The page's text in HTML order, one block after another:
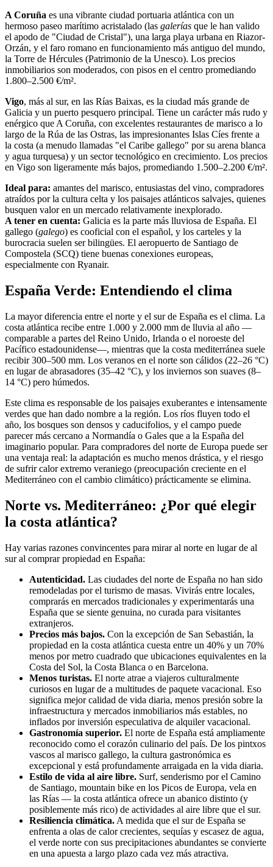
A Coruña es una vibrante ciudad portuaria atlántica con un
hermoso paseo marítimo acristalado (las galerías que le han valido
el apodo de "Ciudad de Cristal"), una larga playa urbana en Riazor-
Orzán, y el faro romano en funcionamiento más antiguo del mundo,
la Torre de Hércules (Patrimonio de la Unesco). Los precios
inmobiliarios son moderados, con pisos en el centro promediando
1.800–2.500 €/m².
Vigo, más al sur, en las Rías Baixas, es la ciudad más grande de
Galicia y un puerto pesquero principal. Tiene un carácter más rudo y
enérgico que A Coruña, con excelentes restaurantes de marisco a lo
largo de la Rúa de las Ostras, las impresionantes Islas Cíes frente a
la costa (a menudo llamadas "el Caribe gallego" por su arena blanca
y agua turquesa) y un sector tecnológico en crecimiento. Los precios
en Vigo son ligeramente más bajos, promediando 1.500–2.200 €/m².
Ideal para: amantes del marisco, entusiastas del vino, compradores
atraídos por la cultura celta y los paisajes atlánticos salvajes, quienes
busquen valor en un mercado relativamente inexplorado.
A tener en cuenta: Galicia es la parte más lluviosa de España. El
gallego (galego) es cooficial con el español, y los carteles y la
burocracia suelen ser bilingües. El aeropuerto de Santiago de
Compostela (SCQ) tiene buenas conexiones europeas,
especialmente con Ryanair.
España Verde: Entendiendo el clima
La mayor diferencia entre el norte y el sur de España es el clima. La
costa atlántica recibe entre 1.000 y 2.000 mm de lluvia al año —
comparable a partes del Reino Unido, Irlanda o el noroeste del
Pacífico estadounidense—, mientras que la costa mediterránea suele
recibir 300–500 mm. Los veranos en el norte son cálidos (22–26 °C)
en lugar de abrasadores (35–42 °C), y los inviernos son suaves (8–
14 °C) pero húmedos.
Este clima es responsable de los paisajes exuberantes e intensamente
verdes que han dado nombre a la región. Los ríos fluyen todo el
año, los bosques son densos y caducifolios, y el campo puede
parecer más cercano a Normandía o Gales que a la España del
imaginario popular. Para compradores del norte de Europa puede ser
una ventaja real: la adaptación es mucho menos drástica, y el riesgo
de sufrir calor extremo veraniego (preocupación creciente en el
Mediterráneo con el cambio climático) prácticamente se elimina.
Norte vs. Mediterráneo: ¿Por qué elegir
la costa atlántica?
Hay varias razones convincentes para mirar al norte en lugar de al
sur al comprar propiedad en España:
Autenticidad. Las ciudades del norte de España no han sido
remodeladas por el turismo de masas. Vivirás entre locales,
comprarás en mercados tradicionales y experimentarás una
España que se siente genuina, no curada para visitantes
extranjeros.
Precios más bajos. Con la excepción de San Sebastián, la
propiedad en la costa atlántica cuesta entre un 40% y un 70%
menos por metro cuadrado que ubicaciones equivalentes en la
Costa del Sol, la Costa Blanca o en Barcelona.
Menos turistas. El norte atrae a viajeros culturalmente
curiosos en lugar de a multitudes de paquete vacacional. Eso
significa mejor calidad de vida diaria, menos presión sobre la
infraestructura y mercados inmobiliarios más estables, no
inflados por inversión especulativa de alquiler vacacional.
Gastronomía superior. El norte de España está ampliamente
reconocido como el corazón culinario del país. De los pintxos
vascos al marisco gallego, la cultura gastronómica es
excepcional y está profundamente arraigada en la vida diaria.
Estilo de vida al aire libre. Surf, senderismo por el Camino
de Santiago, mountain bike en los Picos de Europa, vela en
las Rías — la costa atlántica ofrece un abanico distinto (y
posiblemente más rico) de actividades al aire libre que el sur.
Resiliencia climática. A medida que el sur de España se
enfrenta a olas de calor crecientes, sequías y escasez de agua,
el verde norte con sus precipitaciones abundantes se convierte
en una apuesta a largo plazo cada vez más atractiva.